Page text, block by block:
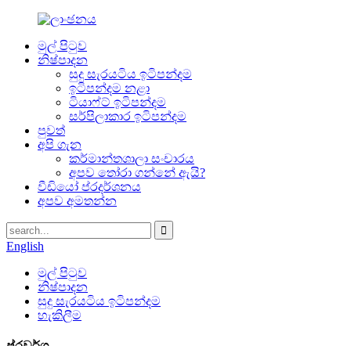
මුල් පිටුව
නිෂ්පාදන
සුදු සැරයටිය ඉටිපන්දම
ඉටිපන්දම නළා
ටියාෆ්ට් ඉටිපන්දම
සර්පිලාකාර ඉටිපන්දම
පුවත්
අපි ගැන
කර්මාන්තශාලා සංචාරය
අපව තෝරා ගන්නේ ඇයි?
වීඩියෝ ප්රදර්ශනය
අපව අමතන්න
English
මුල් පිටුව
නිෂ්පාදන
සුදු සැරයටිය ඉටිපන්දම
හැකිලීම